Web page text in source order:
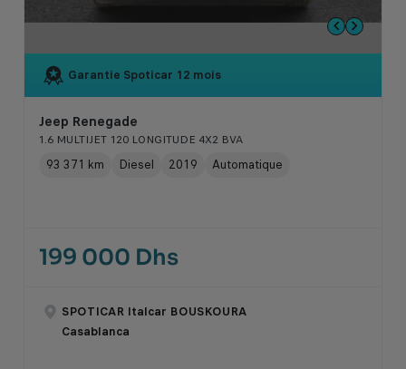
Garantie Spoticar 12 mois
Jeep Renegade
1.6 MULTIJET 120 LONGITUDE 4X2 BVA
93 371 km Diesel 2019 Automatique
199 000 Dhs
SPOTICAR Italcar BOUSKOURA
Casablanca